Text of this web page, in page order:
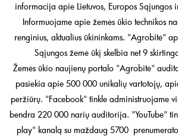
informacija apie Lietuvos, Europos Sąjungos
Informuojame apie žemės ūkio technikos
renginius, aktualius ūkininkams. "Agrobitė"
Sąjungos žemė ūkį skelbia net 9
Žemės ūkio naujienų portalo "Agrobitė"
pasiekia apie 500 000 unikalių vartotojų,
peržiūrų. "Facebook" tinkle administruojame
bendra 220 000 narių auditorija. "YouTube"
play" kanalą su maždaug 5700